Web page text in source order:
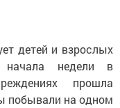
детей и взрослых
недели в
прошла
побывали на одном